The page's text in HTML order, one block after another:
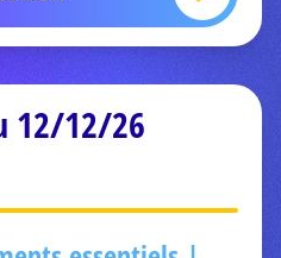
12/12/26